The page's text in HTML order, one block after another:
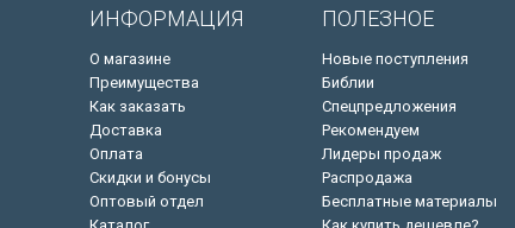
ИНФОРМАЦИЯ
О магазине
Преимущества
Как заказать
Доставка
Оплата
Скидки и бонусы
Оптовый отдел
ПОЛЕЗНОЕ
Новые поступления
Библии
Спецпредложения
Рекомендуем
Лидеры продаж
Распродажа
Бесплатные материалы